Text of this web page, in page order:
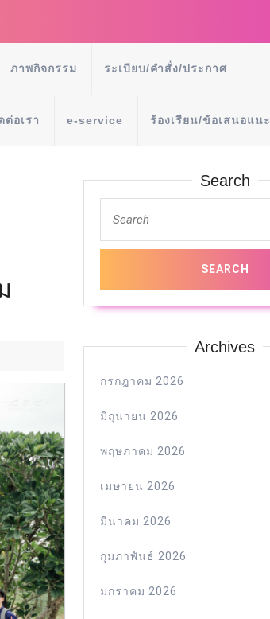
ภาพกิจกรรม ระเบียบ/คำสั่ง/ประกาศ
ต่อเรา e-service ร้องเรียน/ข้อเสนอแนะ
Search
Archives
กรกฎาคม 2026
มิถุนายน 2026
พฤษภาคม 2026
เมษายน 2026
มีนาคม 2026
กุมภาพันธ์ 2026
มกราคม 2026